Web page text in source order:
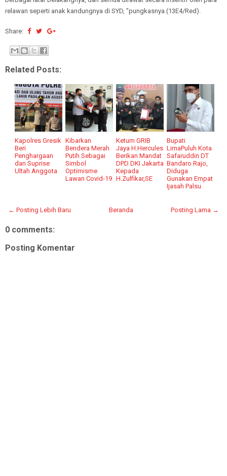
relawan seperti anak kandungnya di SYD, "pungkasnya.(13E4/Red).
Share:
Related Posts:
Kapolres Gresik
Beri
Penghargaan
dan Suprise
Ultah Anggota
Kibarkan
Bendera Merah
Putih Sebagai
Simbol
Optimisme
Lawan Covid-19
Ketum GRIB
Jaya H.Hercules
Berikan Mandat
DPD DKI Jakarta
Kepada
H.Zulfikar,SE
Bupati
LimaPuluh Kota
Safaruddin DT
Bandaro Rajo,
Diduga
Gunakan Empat
Ijasah Palsu
← Posting Lebih Baru Posting Lama →
Beranda
0 comments:
Posting Komentar